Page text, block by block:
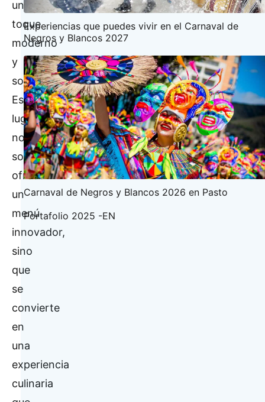
un
toque
moderno
y
sofisticado.
Este
lugar
no
solo
ofrece
un
menú
innovador,
sino
que
se
convierte
en
una
experiencia
culinaria
Experiencias que puedes vivir en el Carnaval de
Negros y Blancos 2027
Carnaval de Negros y Blancos 2026 en Pasto
Portafolio 2025 -EN